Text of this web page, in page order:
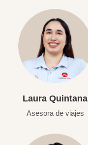
Laura Quintana
Asesora de viajes